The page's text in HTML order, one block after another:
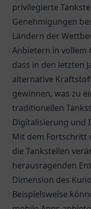
privilegierte
Genehmigungen
Ländern der
Anbietern in vollem
dass in den letzten
alternative
gewinnen, was zu
traditionellen
Digitalisierung und
Mit dem Fortschritt
die Tankstellen
herausragenden
Dimension des
Beispielsweise